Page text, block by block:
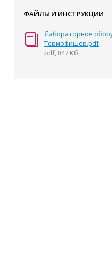
ФАЙЛЫ И ИНСТРУКЦИИ
Лабораторное
Термофишер.pdf
pdf, 847 Кб